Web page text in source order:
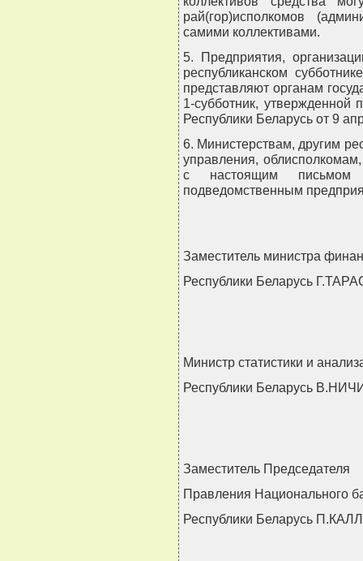
рай(гор)исполкомов
самими коллективами.
5. Предприятия,
республиканском
представляют органам
1-субботник, утвержденной
Республики Беларусь от 9
6. Министерствам, другим
управления,
с настоящим письмом
подведомственным
Заместитель министра
Республики Беларусь
Министр статистики и
Республики Беларусь
Заместитель Председателя
Правления Национального
Республики Беларусь